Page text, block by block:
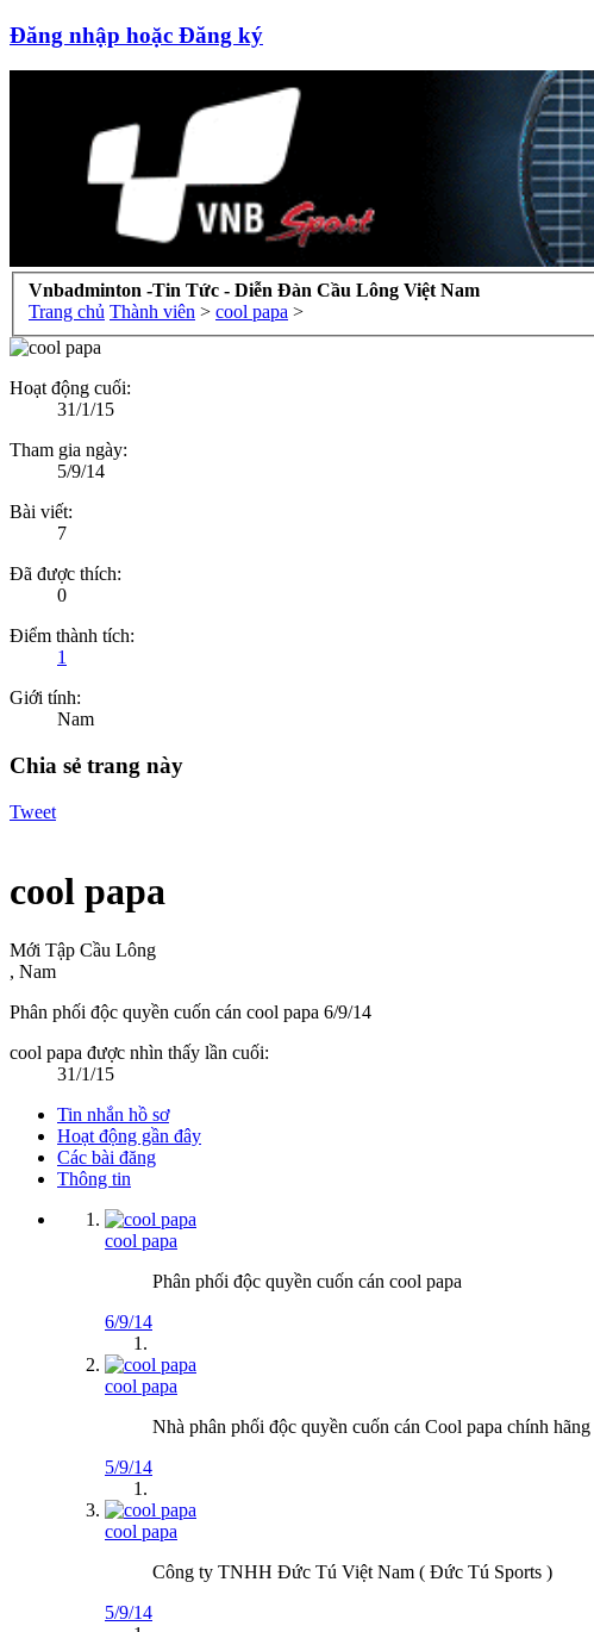
Đăng nhập hoặc Đăng ký
Vnbadminton -Tin Tức - Diễn Đàn Cầu Lông Việt Nam
Trang chủ Thành viên > cool papa >
Hoạt động cuối:
31/1/15
Tham gia ngày:
5/9/14
Bài viết:
7
Đã được thích:
0
Điểm thành tích:
1
Giới tính:
Nam
Chia sẻ trang này
Tweet
cool papa
Mới Tập Cầu Lông
, Nam
Phân phối độc quyền cuốn cán cool papa 6/9/14
cool papa được nhìn thấy lần cuối:
31/1/15
Tin nhắn hồ sơ
Hoạt động gần đây
Các bài đăng
Thông tin
cool papa
Phân phối độc quyền cuốn cán cool papa
6/9/14
cool papa
Nhà phân phối độc quyền cuốn cán Cool papa chính
5/9/14
cool papa
Công ty TNHH Đức Tú Việt Nam ( Đức Tú Sports )
5/9/14